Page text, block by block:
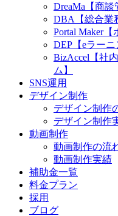
DreaMa【商談
DBA【総合業
Portal Maker
DEP【eラー
BizAccel【社
ム】
SNS運用
デザイン制作
デザイン制作
デザイン制作
動画制作
動画制作の流
動画制作実績
補助金一覧
料金プラン
採用
ブログ